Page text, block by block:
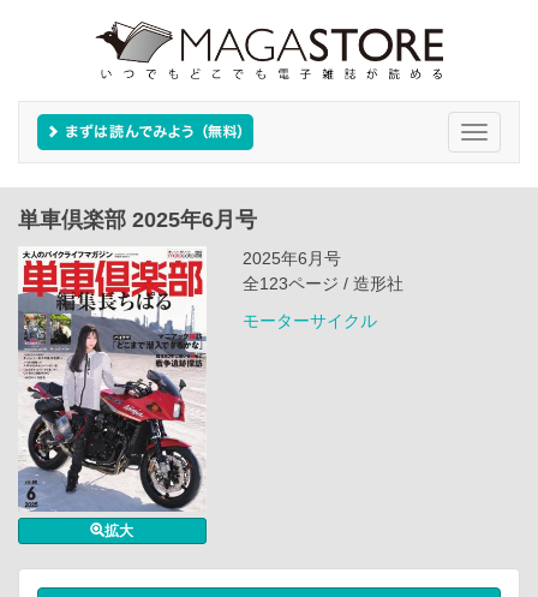
Toggle
単車倶楽部 2025年6月号
拡大
2025年6月号
全123ページ / 造形社
モーターサイクル